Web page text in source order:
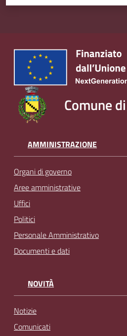
Comune
AMMINISTRAZIONE
Organi di governo
Aree amministrative
Uffici
Politici
Personale Amministrativo
Documenti e dati
NOVITÀ
Notizie
Comunicati